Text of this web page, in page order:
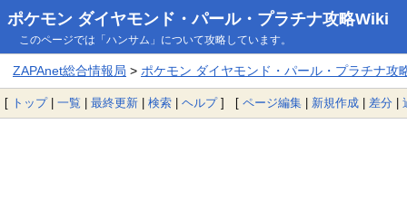
ポケモン ダイヤモンド・パール・プラチナ攻略Wiki
このページでは「ハンサム」について攻略しています。
ZAPAnet総合情報局 > ポケモン ダイヤモンド・パール・プラチナ攻
[ トップ| 一覧 | 最終更新 | 検索 | ヘルプ] [ ページ編集 | 新規作成 | 差分 |